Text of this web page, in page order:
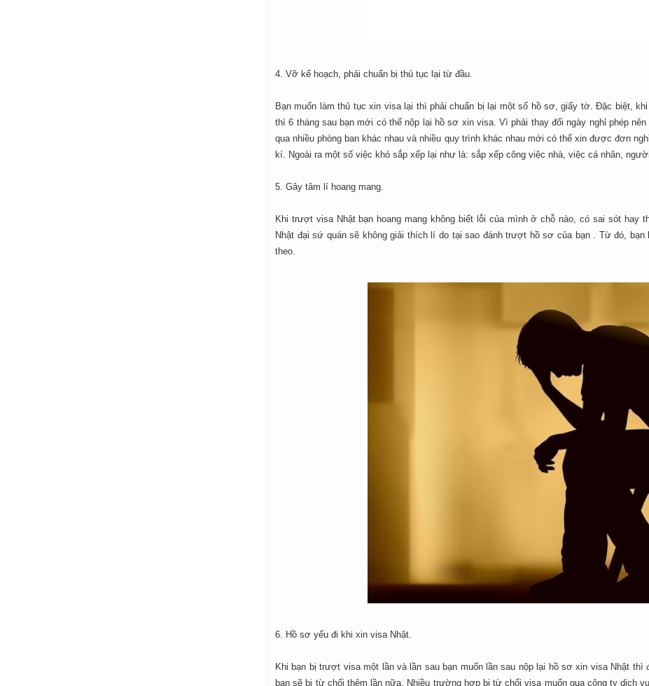
4. Vỡ kế hoạch, phải chuẩn bị thủ tục lại từ đầu.
Bạn muốn làm thủ tục xin visa lại thì phải chuẩn bị lại một số hồ sơ, giấy tờ. Đặc biệt,
thì 6 tháng sau bạn mới có thể nộp lại hồ sơ xin visa. Vì phải thay đổi ngày nghỉ phép
qua nhiều phòng ban khác nhau và nhiều quy trình khác nhau mới có thể xin được đơn
kí. Ngoài ra một số việc khó sắp xếp lại như là: sắp xếp công việc nhà, việc cá nhân,
5. Gây tâm lí hoang mang.
Khi trượt visa Nhật bạn hoang mang không biết lỗi của mình ở chỗ nào, có sai sót hay
Nhật đại sứ quán sẽ không giải thích lí do tại sao đánh trượt hồ sơ của bạn . Từ đó,
theo.
6. Hồ sơ yếu đi khi xin visa Nhật.
Khi bạn bị trượt visa một lần và lần sau bạn muốn lần sau nộp lại hồ sơ xin visa Nhật
bạn sẽ bị từ chối thêm lần nữa. Nhiều trường hợp bị từ chối visa muốn qua công ty dịch